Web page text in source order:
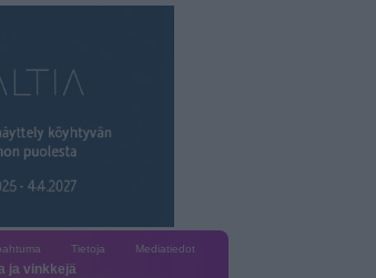
Tietoja Mediatiedot
ja vinkkejä